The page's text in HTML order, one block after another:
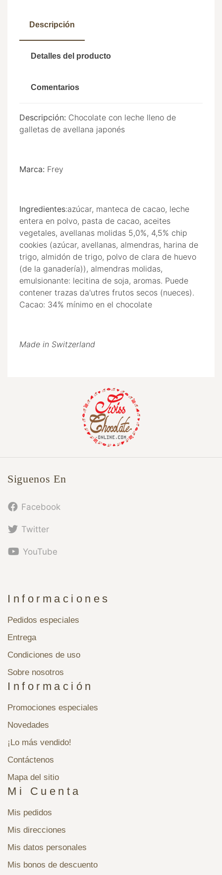
Descripción
Detalles del producto
Comentarios
Descripción: Chocolate con leche lleno de
galletas de avellana japonés
Marca: Frey
Ingredientes:azúcar, manteca de cacao, leche
entera en polvo, pasta de cacao, aceites
vegetales, avellanas molidas 5,0%, 4,5% chip
cookies (azúcar, avellanas, almendras, harina de
trigo, almidón de trigo, polvo de clara de huevo
(de la ganadería)), almendras molidas,
emulsionante: lecitina de soja, aromas. Puede
contener trazas da'utres frutos secos (nueces).
Cacao: 34% mínimo en el chocolate
Made in Switzerland
Siguenos En
Facebook
Twitter
YouTube
Informaciones
Pedidos especiales
Entrega
Condiciones de uso
Sobre nosotros
Información
Promociones especiales
Novedades
¡Lo más vendido!
Contáctenos
Mapa del sitio
Mi Cuenta
Mis pedidos
Mis direcciones
Mis datos personales
Mis bonos de descuento